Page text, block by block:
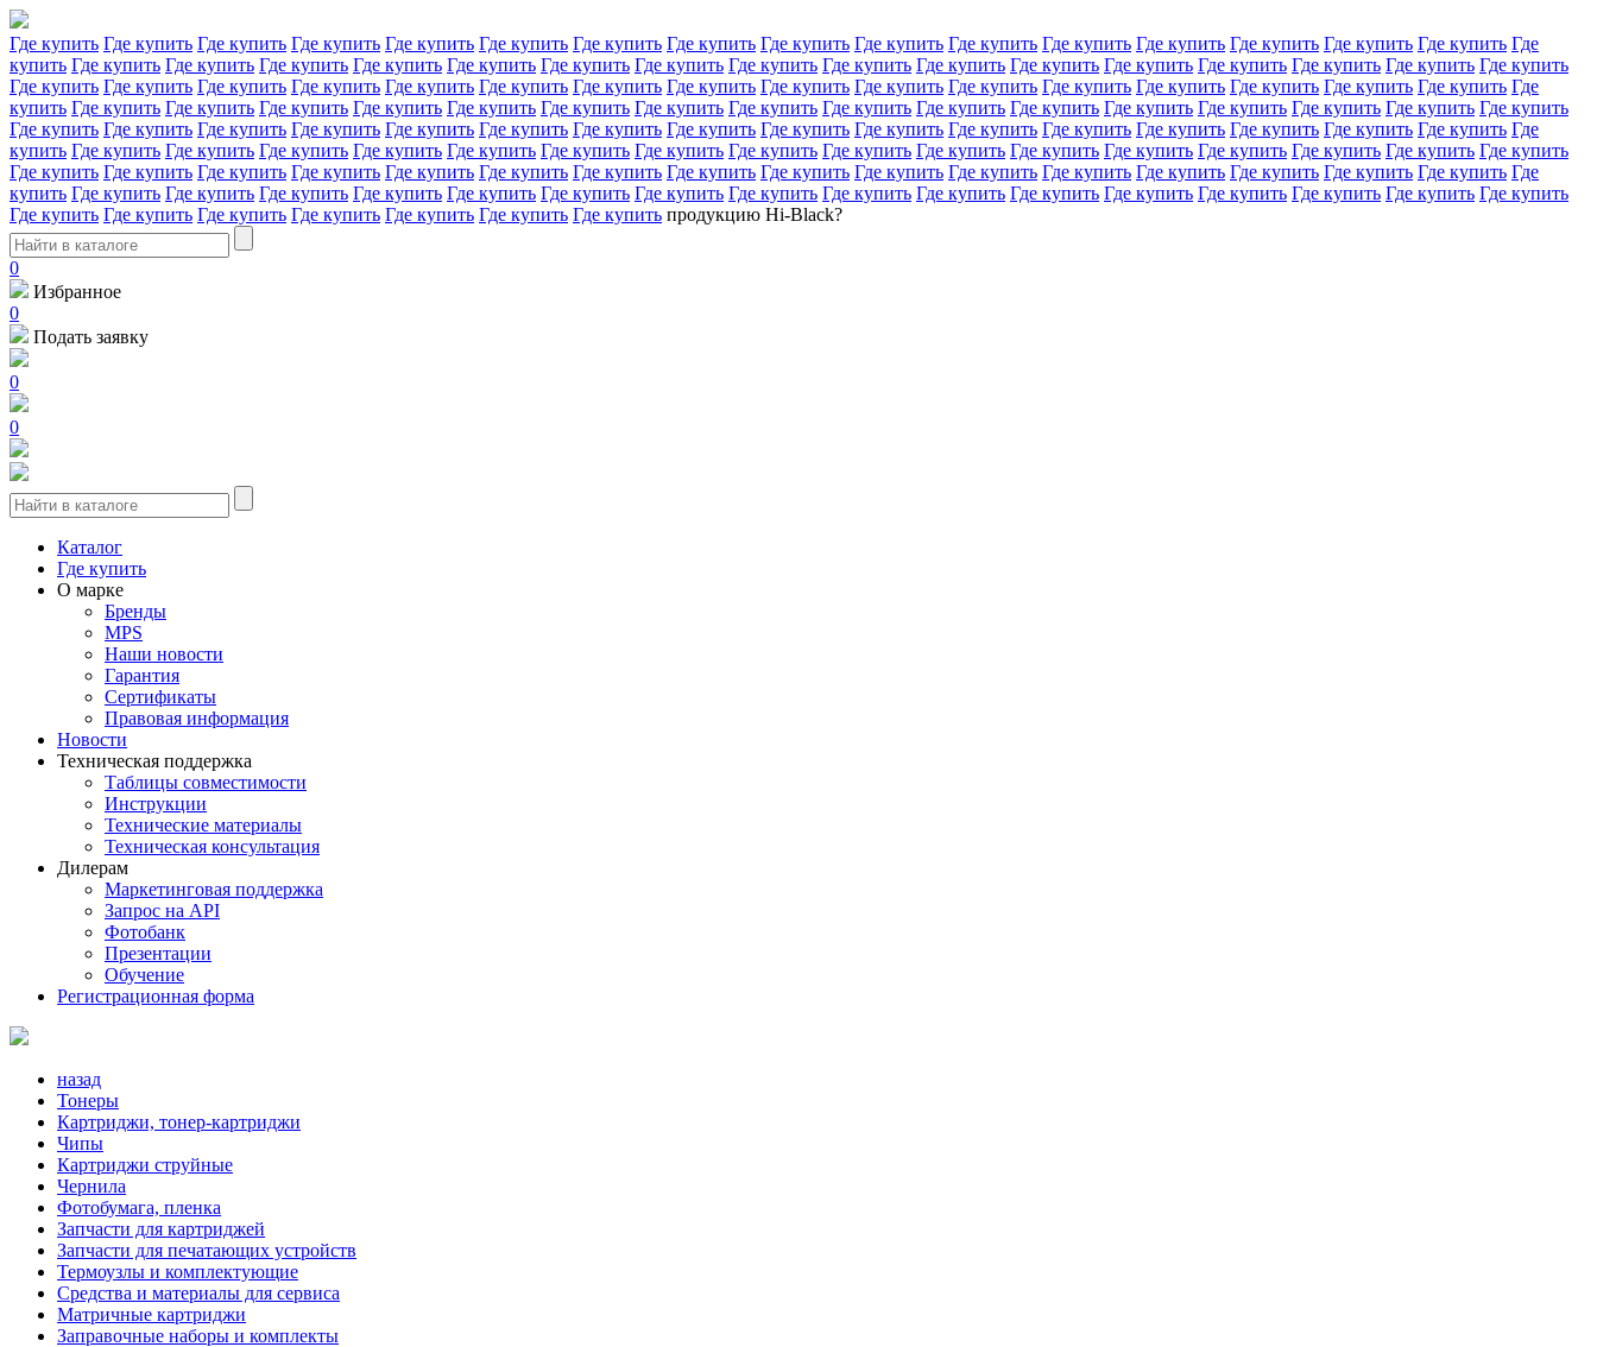
Где купить Где купить Где купить Где купить Где купить Где купить Где купить Где купить Где купить Где купить Где купить Где купить Где купить Где купить Где купить Где купить Где
купить Где купить Где купить Где купить Где купить Где купить Где купить Где купить Где купить Где купить Где купить Где купить Где купить Где купить Где купить Где купить Где купить
Где купить Где купить Где купить Где купить Где купить Где купить Где купить Где купить Где купить Где купить Где купить Где купить Где купить Где купить Где купить Где купить Где
купить Где купить Где купить Где купить Где купить Где купить Где купить Где купить Где купить Где купить Где купить Где купить Где купить Где купить Где купить Где купить Где купить
Где купить Где купить Где купить Где купить Где купить Где купить Где купить Где купить Где купить Где купить Где купить Где купить Где купить Где купить Где купить Где купить Где
купить Где купить Где купить Где купить Где купить Где купить Где купить Где купить Где купить Где купить Где купить Где купить Где купить Где купить Где купить Где купить Где купить
Где купить Где купить Где купить Где купить Где купить Где купить Где купить Где купить Где купить Где купить Где купить Где купить Где купить Где купить Где купить Где купить Где
купить Где купить Где купить Где купить Где купить Где купить Где купить Где купить Где купить Где купить Где купить Где купить Где купить Где купить Где купить Где купить Где купить
Где купить Где купить Где купить Где купить Где купить Где купить Где купить продукцию Hi-Black?
0
Избранное
0
Подать заявку
0
0
Каталог
Где купить
О марке
Бренды
MPS
Наши новости
Гарантия
Сертификаты
Правовая информация
Новости
Техническая поддержка
Таблицы совместимости
Инструкции
Технические материалы
Техническая консультация
Дилерам
Маркетинговая поддержка
Запрос на API
Фотобанк
Презентации
Обучение
Регистрационная форма
назад
Тонеры
Картриджи, тонер-картриджи
Чипы
Картриджи струйные
Чернила
Фотобумага, пленка
Запчасти для картриджей
Запчасти для печатающих устройств
Термоузлы и комплектующие
Средства и материалы для сервиса
Матричные картриджи
Заправочные наборы и комплекты